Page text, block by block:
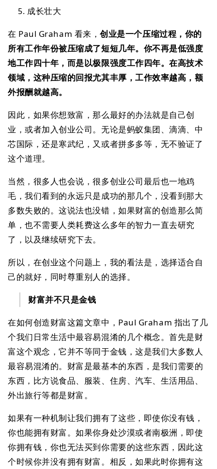
成长壮大
在 Paul Graham 看来，创业是一个压缩过程，你的
所有工作年份被压缩成了短短几年。你不再是低强度
地工作四十年，而是以极限强度工作四年。在高技术
领域，这种压缩的回报尤其丰厚，工作效率越高，额
外报酬就越高。
因此，如果你想致富，那么最好的办法就是自己创
业，或者加入创业公司。无论是蚂蚁集团、滴滴、中
芯国际，还是寒武纪，又或者拼多多等，无不验证了
这个道理。
当然，很多人也会说，很多创业公司最后也一地鸡
毛，我们看到的永远只是成功的那几个，没看到那大
多数失败的。这说法也没错，如果财富的创造那么简
单，也不需要人类耗费这么多年的智力一直去研究
了，以及继续研究下去。
所以，在创业这个问题上，我的看法是，选择适合自
己的就好，同时尊重别人的选择。
财富并不只是金钱
在如何创造财富这篇文章中，Paul Graham 指出了几
个我们日常生活中最容易混淆的几个概念。首先是财
富这个观念，它并不等同于金钱，这是我们大多数人
最容易混淆的。财富是最基本的东西，是我们需要的
东西，比方说食品、服装、住房、汽车、生活用品、
外出旅行等都是财富。
如果有一种机制让我们拥有了这些，即使你没有钱，
你也能拥有财富。如果你身处沙漠或者南极洲，即使
你拥有钱，你也无法买到你需要的这些东西，因此这
个时候你并没有拥有财富。相反，如果此时你拥有这